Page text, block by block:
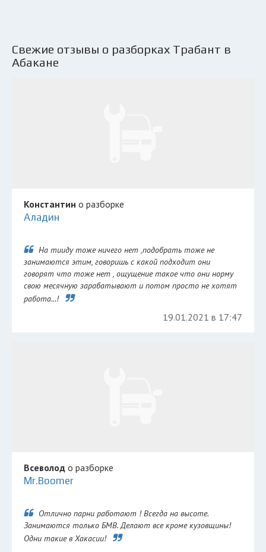
Свежие отзывы о разборках Трабант в
Абакане
Константин о разборке
Аладин
На тииду тоже ничего нет ,подобрать тоже не
занимаются этим, говоришь с какой подходит они
говорят что тоже нет , ощущение такое что они норму
свою месячную зарабатывают и потом просто не хотят
работа...!
19.01.2021 в 17:47
Всеволод о разборке
Mr.Boomer
Отлично парни работают ! Всегда на высоте.
Занимаются только БМВ. Делают все кроме кузовщины!
Одни такие в Хакасии!